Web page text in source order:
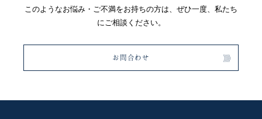
このようなお悩み・ご不満をお持ちの方は、ぜひ一度、私たち
にご相談ください。
お問合わせ